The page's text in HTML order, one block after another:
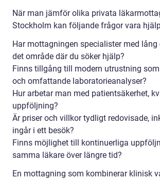
När man jämför olika privata
Stockholm kan följande frågor vara
Har mottagningen specialister med lång
det område där du söker hjälp?
Finns tillgång till modern utrustning som
och omfattande laboratorieanalyser?
Hur arbetar man med patientsäkerhet,
uppföljning?
Är priser och villkor tydligt redovisade,
ingår i ett besök?
Finns möjlighet till kontinuerliga
samma läkare över längre tid?
En mottagning som kombinerar klinisk